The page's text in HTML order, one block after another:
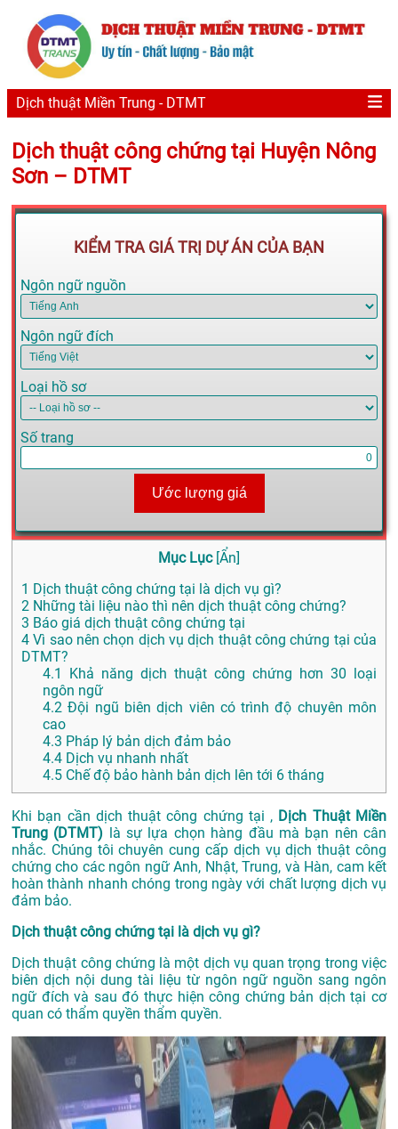
Dịch thuật Miền Trung - DTMT
Dịch thuật công chứng tại Huyện Nông
Sơn – DTMT
KIỂM TRA GIÁ TRỊ DỰ ÁN CỦA BẠN
Ngôn ngữ nguồn
Ngôn ngữ đích
Loại hồ sơ
Số trang
Ước lượng giá
Mục Lục [Ẩn]
1 Dịch thuật công chứng tại là dịch vụ gì?
2 Những tài liệu nào thì nên dịch thuật công chứng?
3 Báo giá dịch thuật công chứng tại
4 Vì sao nên chọn dịch vụ dịch thuật công chứng tại của
DTMT?
4.1
Khả năng dịch thuật công chứng hơn 30 loại
ngôn ngữ
4.2 Đội ngũ biên dịch viên có trình độ chuyên môn
cao
4.3 Pháp lý bản dịch đảm bảo
4.4 Dịch vụ nhanh nhất
4.5 Chế độ bảo hành bản dịch lên tới 6 tháng
Khi bạn cần dịch thuật công chứng tại , Dịch Thuật Miền
Trung (DTMT) là sự lựa chọn hàng đầu mà bạn nên cân
nhắc. Chúng tôi chuyên cung cấp dịch vụ dịch thuật công
chứng cho các ngôn ngữ Anh, Nhật, Trung, và Hàn, cam kết
hoàn thành nhanh chóng trong ngày với chất lượng dịch vụ
đảm bảo.
Dịch thuật công chứng tại là dịch vụ gì?
Dịch thuật công chứng là một dịch vụ quan trọng trong việc
biên dịch nội dung tài liệu từ ngôn ngữ nguồn sang ngôn
ngữ đích và sau đó thực hiện công chứng bản dịch tại cơ
quan có thẩm quyền thẩm quyền.